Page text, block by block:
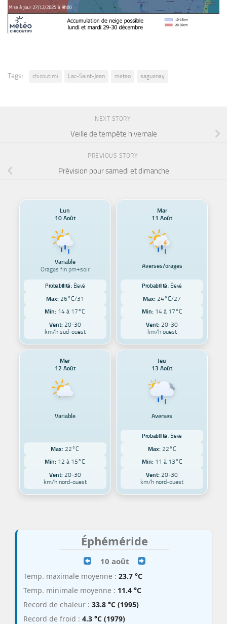
Tags: chicoutimi Lac-Saint-Jean meteo saguenay
NEXT STORY
Veille de tempête hivernale
PREVIOUS STORY
Prévision pour samedi et dimanche
Lun
10 Août
Variable
Orages fin pm+soir
Probabilité : Élevé
Max: 26°C/31
Min: 14 à 17°C
Vent:20-30
km/h sud-ouest
Mar
11 Août
Averses/orages
Probabilité : Élevé
Max: 24°C/27
Min: 14 à 17°C
Vent: 20-30
km/h ouest
Mer
12 Août
Variable
Max: 22°C
Min: 12 à 15°C
Vent:20-30
km/h nord-ouest
Jeu
13 Août
Averses
Probabilité : Élevé
Max: 22°C
Min: 11 à 13°C
Vent: 20-30
km/h nord-ouest
Éphéméride
10 août
Temp. maximale moyenne : 23.7 °C
Temp. minimale moyenne : 11.4 °C
Record de chaleur : 33.8 °C (1995)
Record de froid : 4.3 °C (1979)